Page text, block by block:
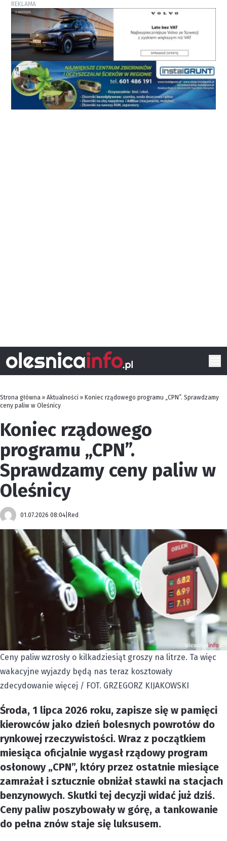
REKLAMA
Strona główna » Aktualności » Koniec rządowego programu „CPN”. Sprawdzamy
ceny paliw w Oleśnicy
Koniec rządowego
programu „CPN”.
Sprawdzamy ceny paliw w
Oleśnicy
01.07.2026 08:04 Red
Ceny paliw wzrosły o kilkadziesiąt groszy na litrze. Ta więc
wakacyjne wyjazdy będą nas teraz kosztowały
zdecydowanie więcej / FOT. GRZEGORZ KIJAKOWSKI
Środa, 1 lipca 2026 roku, zapisze się w pamięci
kierowców jako dzień bolesnych powrotów do
rynkowej rzeczywistości. Wraz z początkiem
miesiąca oficjalnie wygasł rządowy program
osłonowy „CPN”, który przez ostatnie miesiące
zamrażał i sztucznie obniżał stawki na stacjach
benzynowych. Skutki tej decyzji widać już dziś.
Ceny paliw poszybowały w górę, a tankowanie
do pełna znów staje się luksusem.